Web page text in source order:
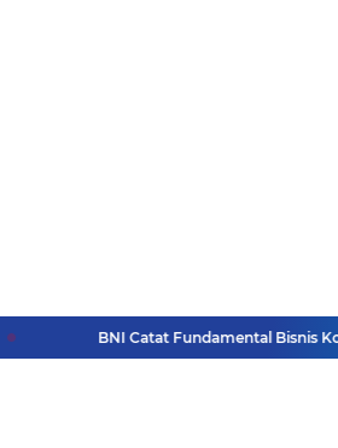
BNI Catat Fundamental Bisnis